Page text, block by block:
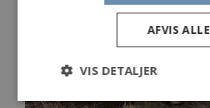
AFVIS ALLE
VIS DETALJER